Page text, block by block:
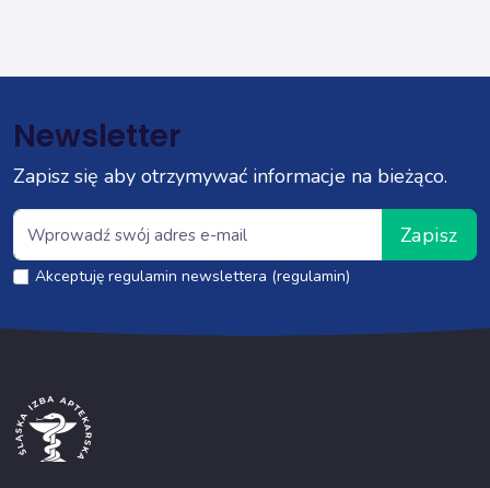
Newsletter
Zapisz się aby otrzymywać informacje na bieżąco.
Zapisz
Akceptuję regulamin newslettera (regulamin)